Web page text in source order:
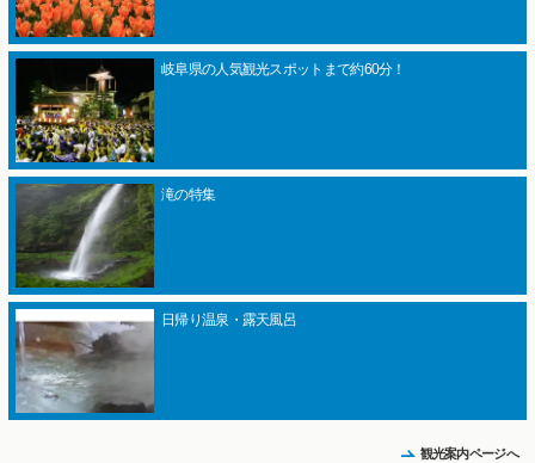
岐阜県の人気観光スポットまで約60分！
滝の特集
日帰り温泉・露天風呂
観光案内ページへ